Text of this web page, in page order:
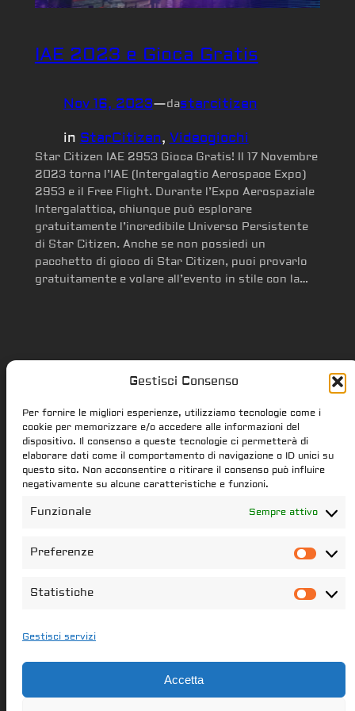
Gestisci Consenso
Per fornire le migliori esperienze, utilizziamo tecnologie come i
cookie per memorizzare e/o accedere alle informazioni del
dispositivo. Il consenso a queste tecnologie ci permetterà di
elaborare dati come il comportamento di navigazione o ID unici su
questo sito. Non acconsentire o ritirare il consenso può influire
negativamente su alcune caratteristiche e funzioni.
Funzionale Sempre attivo
Preferenze
Statistiche
Gestisci servizi
Accetta
IAE 2023 e Gioca Gratis
Nov 16, 2023—dastarcitizen
in StarCitizen, Videogiochi
Star Citizen IAE 2953 Gioca Gratis! Il 17 Novembre
2023 torna l’IAE (Intergalagtic Aerospace Expo)
2953 e il Free Flight. Durante l’Expo Aerospaziale
Intergalattica, chiunque può esplorare
gratuitamente l’incredibile Universo Persistente
di Star Citizen. Anche se non possiedi un
pacchetto di gioco di Star Citizen, puoi provarlo
gratuitamente e volare all’evento in stile con la…
Star Citizen.it
star-citizen.it is a Star Citizen fan
website. Star Citizen and Squadron42
trademarks are the properties of the